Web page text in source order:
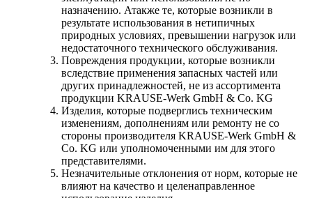
назначению. Атакже те, которые возникли в
результате использования в нетипичных
природных условиях, превышении нагрузок или
недостаточного технического обслуживания.
Повреждения продукции, которые возникли
вследствие применения запасных частей или
других принадлежностей, не из ассортимента
продукции KRAUSE-Werk GmbH & Со. KG
Изделия, которые подверглись техническим
изменениям, дополнениям или ремонту не со
стороны производителя KRAUSE-Werk GmbH &
Со. KG или уполномоченными им для этого
представителями.
Незначительные отклонения от норм, которые не
влияют на качество и целенаправленное